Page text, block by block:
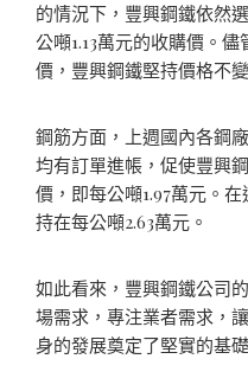
的情況下，豐興鋼鐵依然
公噸1.13萬元的收購價。
價，豐興鋼鐵堅持價格不
鋼筋方面，上週國內各鋼
均有訂單進帳，促使豐興
價，即每公噸1.97萬元。
持在每公噸2.63萬元。
如此看來，豐興鋼鐵公司
場需求，專注業者需求，
身的發展奠定了堅實的基礎